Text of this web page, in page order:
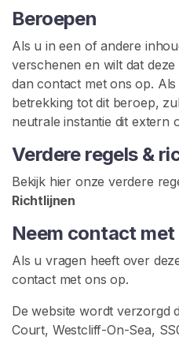
Beroepen
Als u in een of andere
verschenen en wilt dat
dan contact met ons op.
betrekking tot dit beroep,
neutrale instantie dit extern
Verdere regels &
Bekijk hier onze verdere
Richtlijnen
Neem contact met
Als u vragen heeft over
contact met ons op.
De website wordt verzorgd
Court, Westcliff-On-Sea,